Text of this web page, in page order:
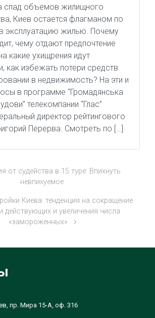
спад объемов жилищного
Киев остается флагманом по
эксплуатацию жилью. Почему
чему отдают предпочтение
какие ухищрения идут
как избежать потери средств
в недвижимость? На эти и
в программе “Громадянська
телекомпании “Глас”
директор рейтингового
Перерва. Смотреть по […]
от судейства в 15 туре: Впихнуть
невпихуемое
Киева: тенденция на сокращение
действующих и увеличения числа
«замороженных»
пр. Мира 15-А, оф. 316